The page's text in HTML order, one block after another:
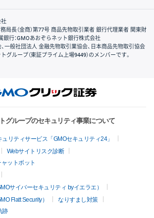
社
局長（金商）第77号 商品先物取引業者 銀行代理業者 関東財
銀行：GMOあおぞらネット銀行株式会社
一般社団法人 金融先物取引業協会、日本商品先物取引協会
グループ（東証プライム上場9449）のメンバーです。
グループのセキュリティ事業について
リティサービス「GMOセキュリティ24」
Webサイトリスク診断
ットボット
サイバーセキュリティ byイエラエ）
Flatt Security）
なりすまし対策
跡